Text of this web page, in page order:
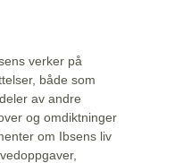
verker på
både som
av andre
og omdiktninger
om Ibsens liv